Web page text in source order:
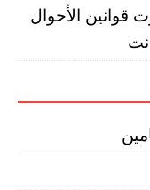
الأحوال